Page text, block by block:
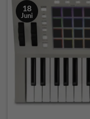
18
Juni